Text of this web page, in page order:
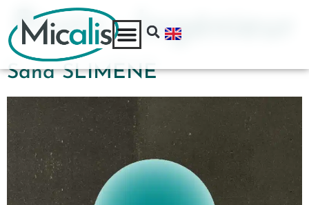
Poste :Ingénieur
Sana SLIMENE